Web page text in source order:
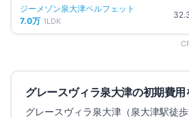
ジーメゾン泉大津ペルフェット
7.0万 1LDK
グレースヴィラ泉大津の初期費用
グレースヴィラ泉大津 （泉大津駅徒歩